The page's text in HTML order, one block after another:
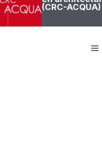
(CRC-ACQUA)